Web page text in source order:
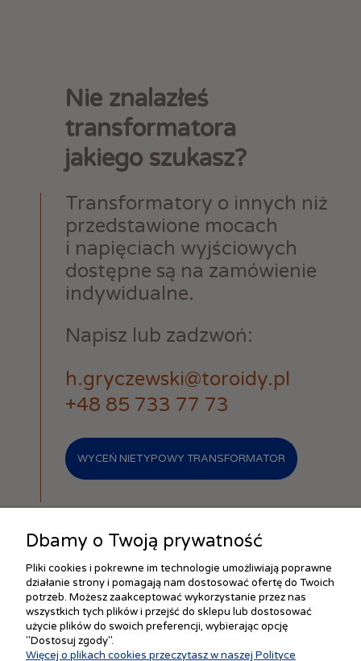
Nie znalazłeś
transformatora
jakiego szukasz?
Transformatory o innych niż
przedstawione mocach
i napięciach wyjściowych
dostępne są na zamówienie
indywidualne.
Napisz lub zadzwoń:
h.gryczewski@toroidy.pl
+48 85 733 77 73
WYCEŃ NIETYPOWY TRANSFORMATOR
ZAKUPY
Dbamy o Twoją prywatność
Pliki cookies i pokrewne im technologie umożliwiają poprawne
działanie strony i pomagają nam dostosować ofertę do Twoich
potrzeb. Możesz zaakceptować wykorzystanie przez nas
wszystkich tych plików i przejść do sklepu lub dostosować
użycie plików do swoich preferencji, wybierając opcję
"Dostosuj zgody".
Więcej o plikach cookies przeczytasz w naszej Polityce